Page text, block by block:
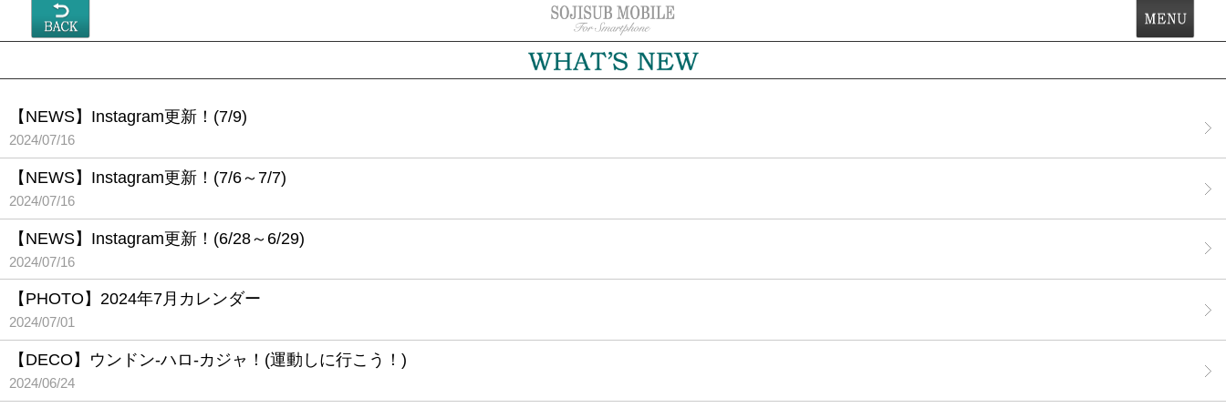
【NEWS】Instagram更新！(7/9)
2024/07/16
【NEWS】Instagram更新！(7/6～7/7)
2024/07/16
【NEWS】Instagram更新！(6/28～6/29)
2024/07/16
【PHOTO】2024年7月カレンダー
2024/07/01
【DECO】ウンドン-ハロ-カジャ！(運動しに行こう！)
2024/06/24